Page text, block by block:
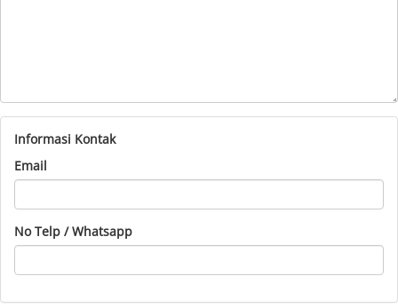
Informasi Kontak
Email
No Telp / Whatsapp